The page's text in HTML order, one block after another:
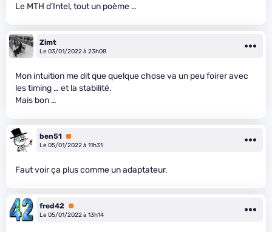
Le MTH d’Intel, tout un poème …
Zimt
Le 03/01/2022 à 23h08
Mon intuition me dit que quelque chose va un peu foirer avec
les timing … et la stabilité.
Mais bon …
ben51 Premium
Le 05/01/2022 à 11h31
Faut voir ça plus comme un adaptateur.
fred42 Premium
Le 05/01/2022 à 13h14